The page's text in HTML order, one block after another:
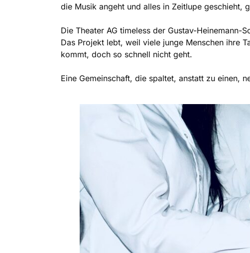
die Musik angeht und alles in Zeitlupe geschieht,
Die Theater AG timeless der Gustav-Heinemann-
Das Projekt lebt, weil viele junge Menschen ihre
kommt, doch so schnell nicht geht.
Eine Gemeinschaft, die spaltet, anstatt zu einen,